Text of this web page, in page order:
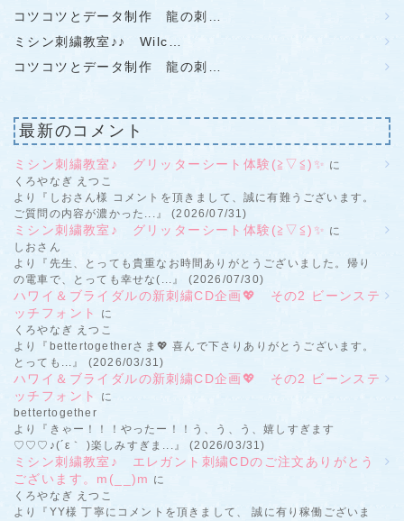
コツコツとデータ制作 龍の刺…
ミシン刺繍教室♪♪ Wilc…
コツコツとデータ制作 龍の刺…
最新のコメント
ミシン刺繍教室♪ グリッターシート体験(≧▽≦)✨ に
くろやなぎ えつこ
より『しおさん様 コメントを頂きまして、誠に有難うございます。
ご質問の内容が濃かった...』 (2026/07/31)
ミシン刺繍教室♪ グリッターシート体験(≧▽≦)✨ に
しおさん
より『先生、とっても貴重なお時間ありがとうございました。帰り
の電車で、とっても幸せな(...』 (2026/07/30)
ハワイ＆ブライダルの新刺繍CD企画💖 その2 ビーンステ
ッチフォント
に
くろやなぎ えつこ
より『bettertogetherさま💖 喜んで下さりありがとうございます。
とっても...』 (2026/03/31)
ハワイ＆ブライダルの新刺繍CD企画💖 その2 ビーンステ
ッチフォント
に
bettertogether
より『きゃー！！！やったー！！う、う、う、嬉しすぎます
♡♡♡♪(´ε｀ )楽しみすぎま...』 (2026/03/31)
ミシン刺繍教室♪ エレガント刺繍CDのご注文ありがとう
ございます。m(__)m に
くろやなぎ えつこ
より『YY様 丁寧にコメントを頂きまして、 誠に有り稼働ございま